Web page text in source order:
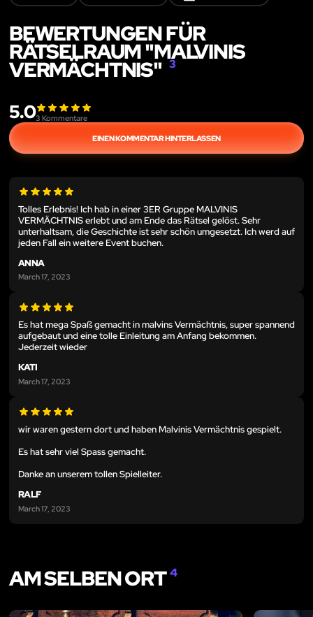
BEWERTUNGEN FÜR
RÄTSELRAUM "MALVINIS
VERMÄCHTNIS" 3
5.03 Kommentare
EINEN KOMMENTAR HINTERLASSEN
Tolles Erlebnis! Ich hab in einer 3ER Gruppe MALVINIS
VERMÄCHTNIS erlebt und am Ende das Rätsel gelöst. Sehr
unterhaltsam, die Geschichte ist sehr schön umgesetzt. Ich werd auf
jeden Fall ein weitere Event buchen.
ANNA
March 17, 2023
Es hat mega Spaß gemacht in malvins Vermächtnis, super spannend
aufgebaut und eine tolle Einleitung am Anfang bekommen.
Jederzeit wieder
KATI
March 17, 2023
wir waren gestern dort und haben Malvinis Vermächtnis gespielt.
Es hat sehr viel Spass gemacht.
Danke an unserem tollen Spielleiter.
RALF
March 17, 2023
AM SELBEN ORT4